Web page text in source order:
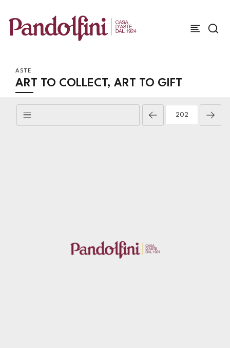
ASTE
ART TO COLLECT, ART TO GIFT